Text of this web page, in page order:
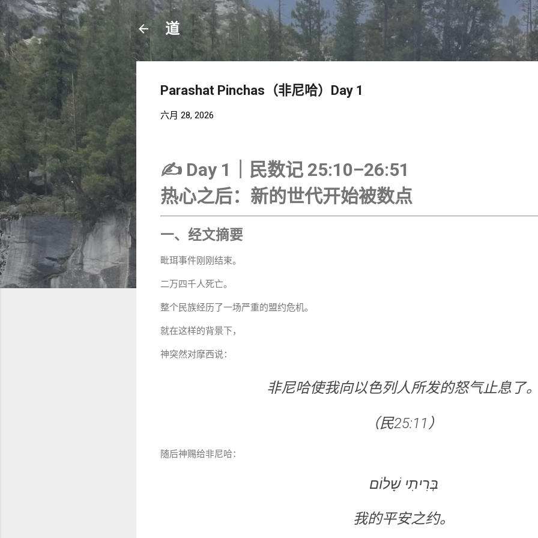
跳至主要内容
道
Parashat Pinchas（非尼哈）Day 1
六月 28, 2026
✍️ Day 1｜民数记 25:10–26:51
热心之后：新的世代开始被数点
一、经文摘要
毗珥事件刚刚结束。
二万四千人死亡。
整个民族经历了一场严重的盟约危机。
就在这样的背景下，
神突然对摩西说：
非尼哈使我向以色列人所发的怒气止息了
（民25:11）
随后神赐给非尼哈：
בְּרִיתִי שָׁלוֹם
我的平安之约。